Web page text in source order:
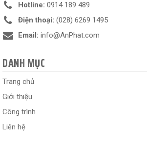
Hotline: 0914 189 489
Điện thoại: (028) 6269 1495
Email: info@AnPhat.com
DANH MỤC
Trang chủ
Giới thiệu
Công trình
Liên hệ